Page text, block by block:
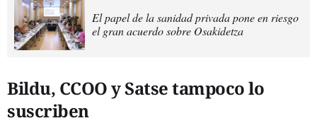
El papel de la sanidad privada pone en riesgo
el gran acuerdo sobre Osakidetza
Bildu, CCOO y Satse tampoco lo
suscriben